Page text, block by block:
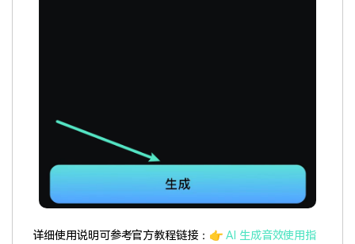
详细使用说明可参考官方教程链接：👉AI 生成音效使用指